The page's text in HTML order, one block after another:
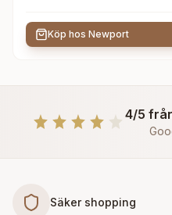
Köp hos Newport
4/5
Säker shopping